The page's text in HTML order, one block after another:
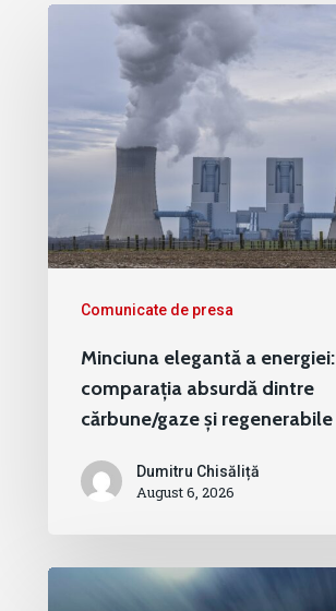
Comunicate de presa
Minciuna elegantă a energiei:
comparația absurdă dintre
cărbune/gaze și regenerabile
Dumitru Chisăliță
August 6, 2026